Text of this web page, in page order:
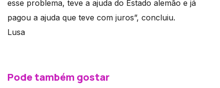
esse problema, teve a ajuda do Estado alemão e já
pagou a ajuda que teve com juros”, concluiu.
Lusa
Pode também gostar